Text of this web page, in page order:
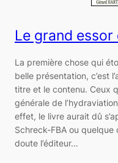
Le grand essor
La première chose qui
belle présentation, c’est
titre et le contenu. Ceux
générale de
effet, le livre aurait dû
Schreck-FBA ou quelque
doute l’éditeur…